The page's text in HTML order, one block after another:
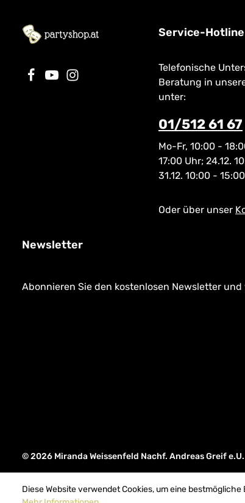
Service-Hotline
Telefonische
Beratung in
unter:
01/512 61 67
Mo-Fr, 10:00 -
17:00 Uhr; 24.12.
31.12. 10:00 -
Oder über unser
Newsletter
Abonnieren Sie den kostenlosen Newsletter
© 2026 Miranda Weissenfeld Nachf. Andreas Greif e.U.
Diese Website verwendet Cookies, um eine